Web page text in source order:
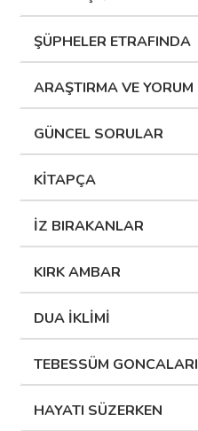
ŞÜPHELER ETRAFINDA
ARAŞTIRMA VE YORUM
GÜNCEL SORULAR
KİTAPÇA
İZ BIRAKANLAR
KIRK AMBAR
DUA İKLİMİ
TEBESSÜM GONCALARI
HAYATI SÜZERKEN